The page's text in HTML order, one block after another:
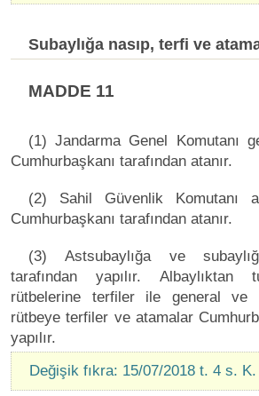
Subaylığa nasıp, terfi ve
MADDE 11
(1) Jandarma Genel Komutanı
Cumhurbaşkanı tarafından atanır.
(2) Sahil Güvenlik Komutanı
Cumhurbaşkanı tarafından atanır.
(3) Astsubaylığa ve
tarafından yapılır. Albaylıktan
rütbelerine terfiler ile general ve
rütbeye terfiler ve atamalar
yapılır.
Değişik fıkra: 15/07/2018 t. 4 s.